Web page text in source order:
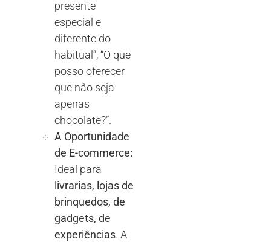
presente
especial e
diferente do
habitual”, “O que
posso oferecer
que não seja
apenas
chocolate?”.
A Oportunidade
de E-commerce:
Ideal para
livrarias, lojas de
brinquedos, de
gadgets, de
experiências. A